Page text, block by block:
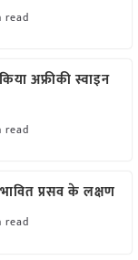
read
अफ्रीकी स्वाइन
read
प्रसव के लक्षण
read